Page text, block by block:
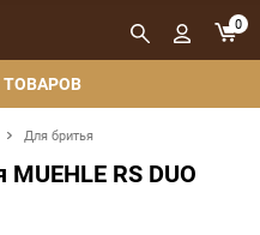
ТОВАРОВ
0
Для бритья
RS DUO